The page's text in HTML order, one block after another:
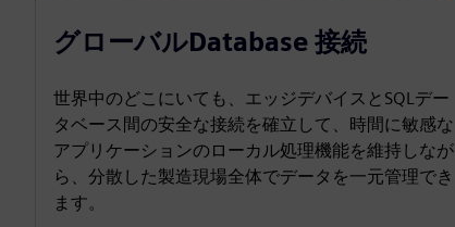
グローバルDatabase 接続
世界中のどこにいても、エッジデバイスとSQLデー
タベース間の安全な接続を確立して、時間に敏感な
アプリケーションのローカル処理機能を維持しなが
ら、分散した製造現場全体でデータを一元管理でき
ます。